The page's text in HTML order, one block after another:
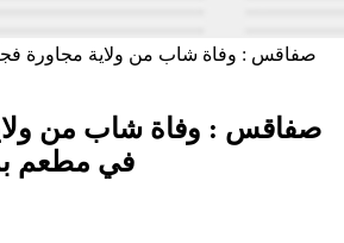
صفاقس : وفاة شاب من
في مطعم